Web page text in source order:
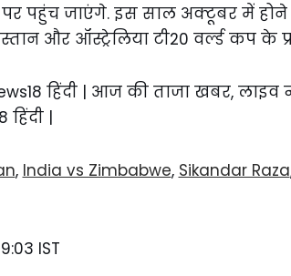
पहुंच जाएंगे. इस साल अक्टूबर में होने
और ऑस्ट्रेलिया टी20 वर्ल्ड कप के
हिंदी | आज की ताजा खबर,
हिंदी |
, India vs Zimbabwe, Sikandar Raza
IST